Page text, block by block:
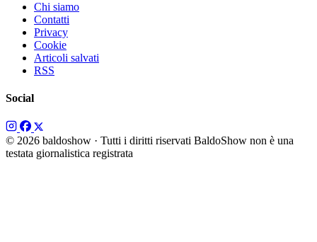
Chi siamo
Contatti
Privacy
Cookie
Articoli salvati
RSS
Social
© 2026 baldoshow · Tutti i diritti riservati BaldoShow non è una
testata giornalistica registrata